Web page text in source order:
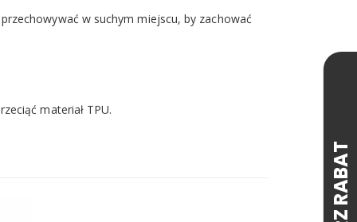
w suchym miejscu, by zachować
materiał TPU.